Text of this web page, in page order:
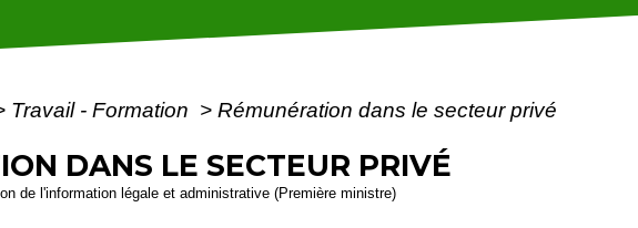
Travail - Formation > Rémunération dans le secteur privé
DANS LE SECTEUR PRIVÉ
de l'information légale et administrative (Première ministre)